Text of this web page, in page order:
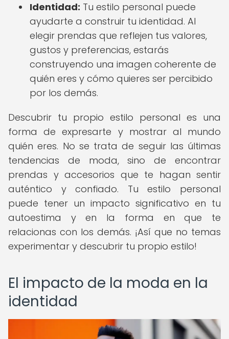
Identidad: Tu estilo personal puede
ayudarte a construir tu identidad. Al
elegir prendas que reflejen tus valores,
gustos y preferencias, estarás
construyendo una imagen coherente de
quién eres y cómo quieres ser percibido
por los demás.
Descubrir tu propio estilo personal es una
forma de expresarte y mostrar al mundo
quién eres. No se trata de seguir las últimas
tendencias de moda, sino de encontrar
prendas y accesorios que te hagan sentir
auténtico y confiado. Tu estilo personal
puede tener un impacto significativo en tu
autoestima y en la forma en que te
relacionas con los demás. ¡Así que no temas
experimentar y descubrir tu propio estilo!
El impacto de la moda en la
identidad